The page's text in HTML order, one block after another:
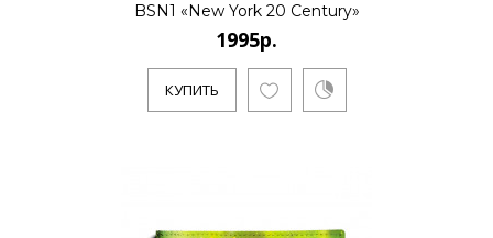
КУПИТЬ
1995р.
BSN1 «New York 20 Century»
1995р.
КУПИТЬ